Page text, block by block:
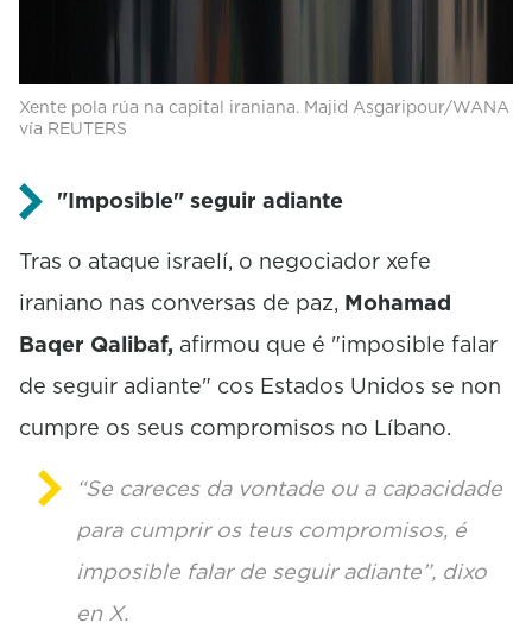
Xente pola rúa na capital iraniana. Majid Asgaripour/WANA
vía REUTERS
"Imposible" seguir adiante
Tras o ataque israelí, o negociador xefe
iraniano nas conversas de paz, Mohamad
Baqer Qalibaf, afirmou que é "imposible falar
de seguir adiante" cos Estados Unidos se non
cumpre os seus compromisos no Líbano.
“Se careces da vontade ou a capacidade
para cumprir os teus compromisos, é
imposible falar de seguir adiante”, dixo
en X.